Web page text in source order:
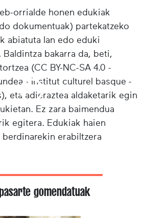
orrialde honen edukiak
dokumentuak) partekatzeko
abiatuta lan edo eduki
bakarra da, beti,
(CC BY-NC-SA 4.0 -
- Institut culturel basque -
eta adieraztea aldaketarik egin
Ez zara baimendua
egitera. Edukiak haien
erabiltzera
gomendatuak